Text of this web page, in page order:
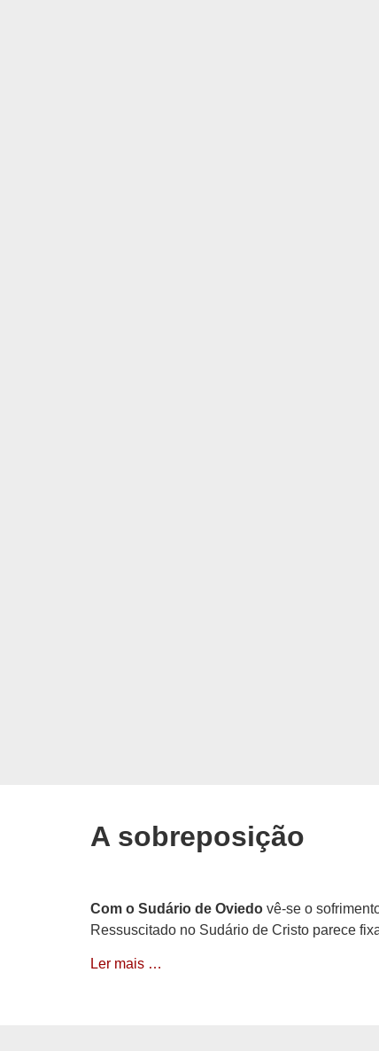
A sobreposição
Com o Sudário de Oviedo vê-se o
Ressuscitado no Sudário de Cristo parece
Ler mais …